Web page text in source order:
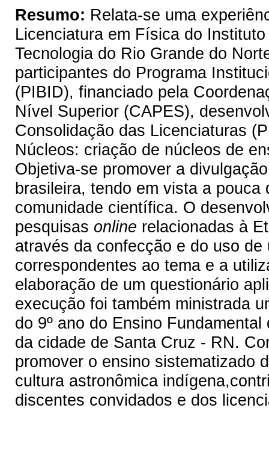
Resumo: Relata-se uma
Licenciatura em Física do
Tecnologia do Rio Grande do
participantes do Programa
(PIBID), financiado pela
Nível Superior (CAPES),
Consolidação das Licenciaturas
Núcleos: criação de núcleos de
Objetiva-se promover a
brasileira, tendo em vista a
comunidade científica. O
pesquisas online relacionadas à
através da confecção e do uso
correspondentes ao tema e a
elaboração de um questionário
execução foi também ministrada
do 9º ano do Ensino
da cidade de Santa Cruz - RN.
promover o ensino sistematizado
cultura astronômica
discentes convidados e dos